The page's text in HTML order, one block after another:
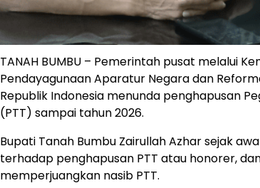
TANAH BUMBU – Pemerintah pusat melalui
Pendayagunaan Aparatur Negara dan
Republik Indonesia menunda penghapusan
(PTT) sampai tahun 2026.
Bupati Tanah Bumbu Zairullah Azhar sejak
terhadap penghapusan PTT atau honorer,
memperjuangkan nasib PTT.